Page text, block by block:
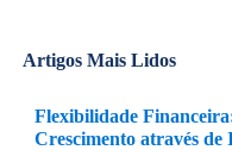
Artigos Mais Lidos
Flexibilidade
Crescimento através de